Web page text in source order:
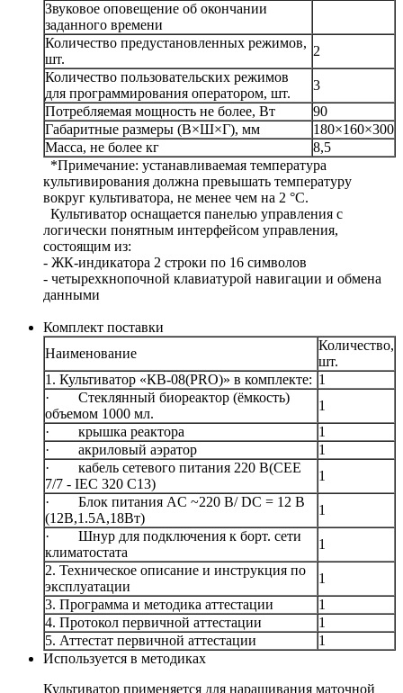
Звуковое оповещение об окончании
заданного времени
Количество предустановленных режимов,
шт.
2
Количество пользовательских режимов
для программирования оператором, шт.
3
Потребляемая мощность не более, Вт
90
Габаритные размеры (В×Ш×Г), мм
180×160×300
Масса, не более кг
8,5
*Примечание: устанавливаемая температура
культивирования должна превышать температуру
вокруг культиватора, не менее чем на 2 °С.
Культиватор оснащается панелью управления с
логически понятным интерфейсом управления,
состоящим из:
- ЖК-индикатора 2 строки по 16 символов
- четырехкнопочной клавиатурой навигации и обмена
данными
Комплект поставки
Наименование
Количество,
шт.
1. Культиватор «КВ-08(PRO)» в комплекте: 1
· Стеклянный биореактор (ёмкость)
объемом 1000 мл.
1
· крышка реактора
1
· акриловый аэратор
1
· кабель сетевого питания 220 В(CEE
7/7 - IEC 320 C13)
1
· Блок питания AC ~220 В/ DC = 12 В
(12B,1.5A,18Вт)
1
· Шнур для подключения к борт. сети
климатостата
1
2. Техническое описание и инструкция по
эксплуатации
1
3. Программа и методика аттестации
1
4. Протокол первичной аттестации
1
5. Аттестат первичной аттестации
1
Используется в методиках
Культиватор применяется для наращивания маточной